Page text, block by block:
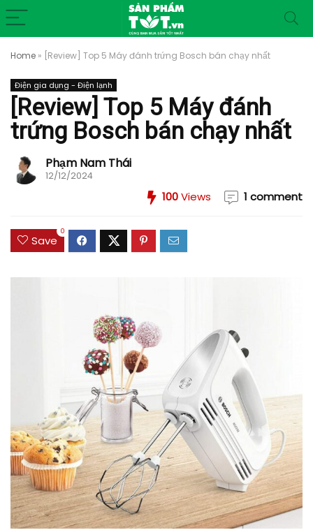
Home » [Review] Top 5 Máy đánh trứng Bosch bán chạy nhất
Điện gia dụng - Điện lạnh
[Review] Top 5 Máy đánh
trứng Bosch bán chạy nhất
Phạm Nam Thái
12/12/2024
100Views 1 comment
Save
0